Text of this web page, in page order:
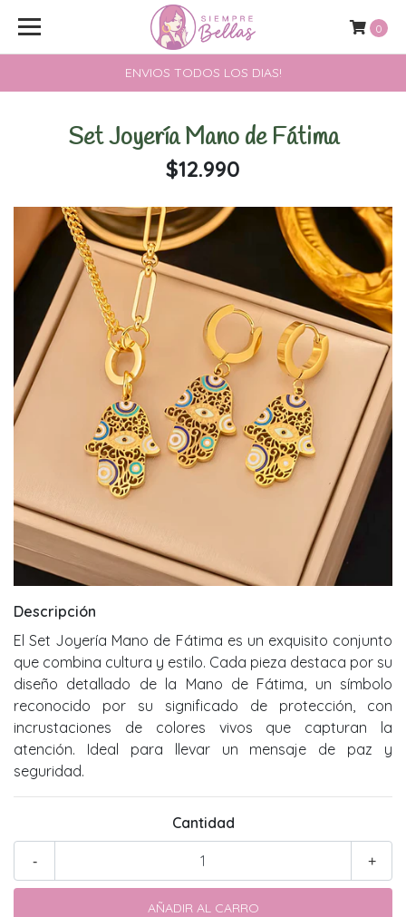
ENVIOS TODOS LOS DIAS!
0
Set Joyería Mano de Fátima
$12.990
Descripción
El Set Joyería Mano de Fátima es un exquisito conjunto
que combina cultura y estilo. Cada pieza destaca por su
diseño detallado de la Mano de Fátima, un símbolo
reconocido por su significado de protección, con
incrustaciones de colores vivos que capturan la
atención. Ideal para llevar un mensaje de paz y
seguridad.
Cantidad
+
-